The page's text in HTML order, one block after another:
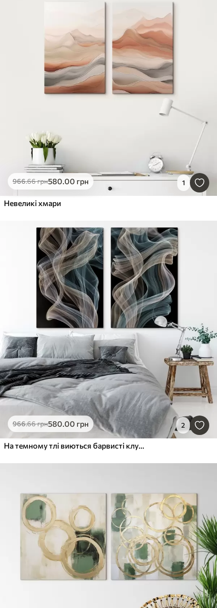
966.66грн580.00 грн 1
Невеликі хмари
966.66грн580.00 грн 2
На темному тлі виються барвисті клуби диму